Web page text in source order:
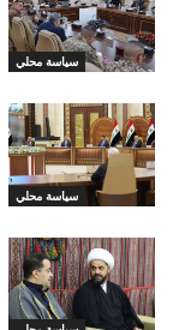
سياسة محلي
سياسة محلي